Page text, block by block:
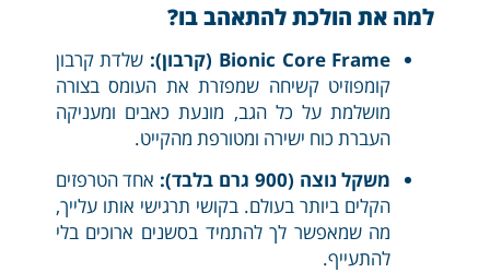
למה את הולכת להתאהב בו?
Bionic Core Frame (קרבון):
שלדת קרבון
קומפוזיט קשיחה שמפזרת את העומס בצורה
מושלמת על כל הגב, מונעת כאבים ומעניקה
העברת כוח ישירה ומטורפת מהקייט.
משקל נוצה (900 גרם בלבד):
אחד הטרפזים
הקלים ביותר בעולם. בקושי תרגישי אותו עלייך,
מה שמאפשר לך להתמיד בסשנים ארוכים בלי
להתעייף.